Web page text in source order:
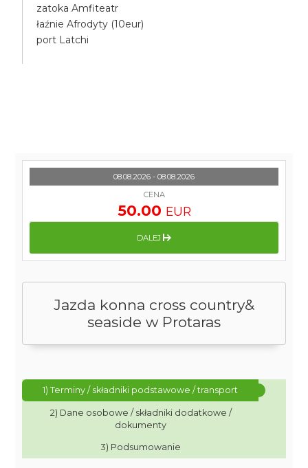
zatoka Amfiteatr
łaźnie Afrodyty (10eur)
port Latchi
Jazda konna cross country&
seaside w Protaras
1) Terminy / składniki podstawowe / transport
2) Dane osobowe / składniki dodatkowe /
dokumenty
3) Podsumowanie
08.08.2026 - 08.08.2026
CENA
50.00 EUR
DALEJ